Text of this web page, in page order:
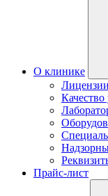
О клинике
Лицензии
Качество
Прайс-лист